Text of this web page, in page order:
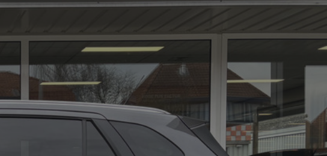
0111-653151
Algemeen:info@autoflikweert.nl
De Roterij 5 4328 BB Burgh-Haamstede